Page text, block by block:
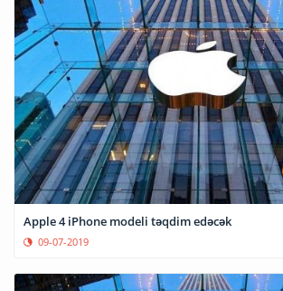
Apple 4 iPhone modeli təqdim edəcək
09-07-2019